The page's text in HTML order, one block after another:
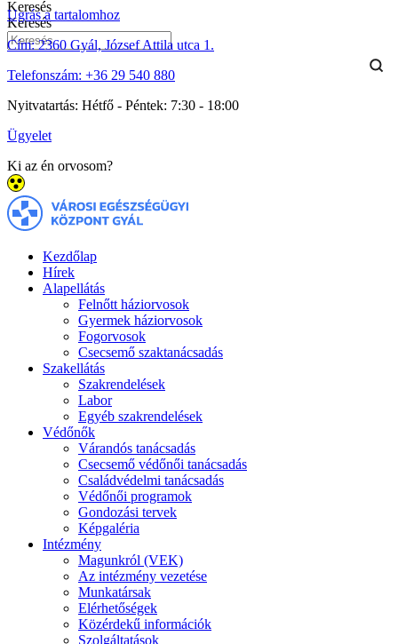
Ugrás a tartalomhoz
Cím:2360 Gyál, József Attila utca 1.
Telefonszám: +36 29 540 880
Nyitvatartás: Hétfő - Péntek: 7:30 - 18:00
Ügyelet
Ki az én orvosom?
Kezdőlap
Hírek
Alapellátás
Felnőtt háziorvosok
Gyermek háziorvosok
Fogorvosok
Csecsemő szaktanácsadás
Szakellátás
Szakrendelések
Labor
Egyéb szakrendelések
Védőnők
Várandós tanácsadás
Csecsemő védőnői tanácsadás
Családvédelmi tanácsadás
Védőnői programok
Gondozási tervek
Képgaléria
Intézmény
Magunkról (VEK)
Az intézmény vezetése
Munkatársak
Elérhetőségek
Közérdekű információk
Szolgáltatások
Keresés
Keresés